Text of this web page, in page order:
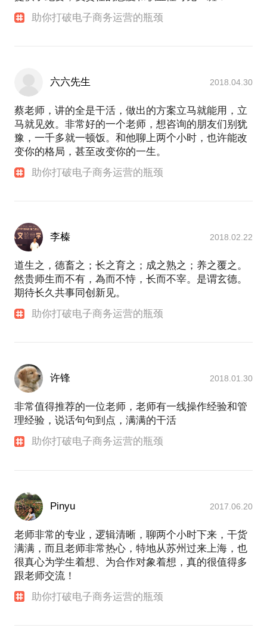
助你打破电子商务运营的瓶颈
六六先生 2018.04.30
蔡老师，讲的全是干活，做出的方案立马就能用，立
马就见效。非常好的一个老师，想咨询的朋友们别犹
豫，一千多就一顿饭。和他聊上两个小时，也许能改
变你的格局，甚至改变你的一生。
助你打破电子商务运营的瓶颈
李榛 2018.02.22
道生之，德畜之；长之育之；成之熟之；养之覆之。
然贵师生而不有，為而不恃，长而不宰。是谓玄德。
期待长久共事同创新见。
助你打破电子商务运营的瓶颈
许锋 2018.01.30
非常值得推荐的一位老师，老师有一线操作经验和管
理经验，说话句句到点，满满的干活
助你打破电子商务运营的瓶颈
Pinyu 2017.06.20
老师非常的专业，逻辑清晰，聊两个小时下来，干货
满满，而且老师非常热心，特地从苏州过来上海，也
很真心为学生着想、为合作对象着想，真的很值得多
跟老师交流！
助你打破电子商务运营的瓶颈